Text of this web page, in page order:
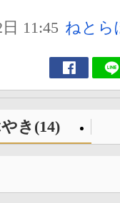
11:45 ねとら
き(14)